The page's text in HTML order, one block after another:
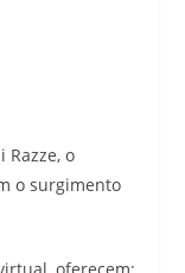
o
o surgimento